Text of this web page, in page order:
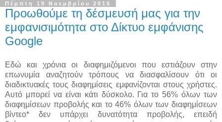
Πέμπτη 19 Νοεμβρίου 2015
Προωθούμε τη δέσμευσή μας για την
εμφανισιμότητα στο Δίκτυο εμφάνισης
Google
Εδώ και χρόνια οι διαφημιζόμενοι που εστιάζουν στην
επωνυμία αναζητούν τρόπους να διασφαλίσουν ότι οι
διαδικτυακές τους διαφημίσεις εμφανίζονται στους χρήστες.
Αυτό μπορεί να είναι κάτι δύσκολο. Για το 56% όλων των
διαφημίσεων προβολής και το 46% όλων των διαφημίσεων
βίντεο* δεν υπάρχει δυνατότητα προβολής, επειδή